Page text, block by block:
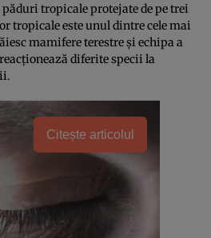
tropicale protejate de pe trei
tropicale este unul dintre cele mai
mamifere terestre și echipa a
diferite specii la
Citește articolul